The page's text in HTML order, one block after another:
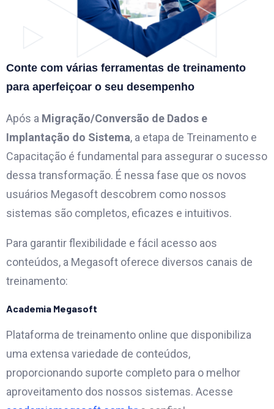
Conte com várias ferramentas de treinamento
para aperfeiçoar o seu desempenho
Após a Migração/Conversão de Dados e
Implantação do Sistema, a etapa de Treinamento e
Capacitação é fundamental para assegurar o sucesso
dessa transformação. É nessa fase que os novos
usuários Megasoft descobrem como nossos
sistemas são completos, eficazes e intuitivos.
Para garantir flexibilidade e fácil acesso aos
conteúdos, a Megasoft oferece diversos canais de
treinamento:
Academia Megasoft
Plataforma de treinamento online que disponibiliza
uma extensa variedade de conteúdos,
proporcionando suporte completo para o melhor
aproveitamento dos nossos sistemas. Acesse